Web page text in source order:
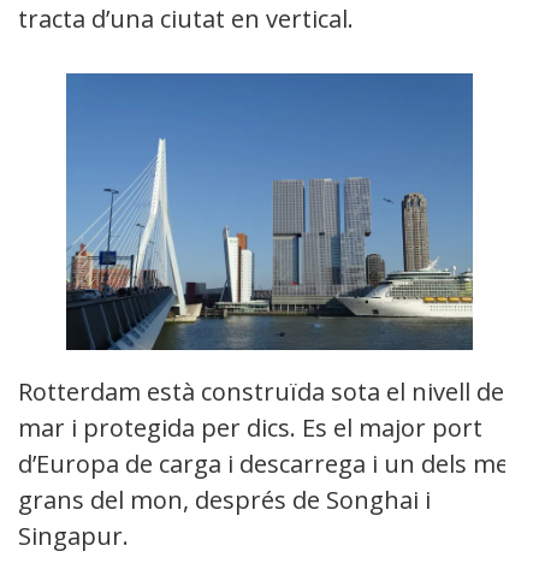
tracta d’una ciutat en vertical.
Rotterdam està construïda sota el nivell del
mar i protegida per dics. Es el major port
d’Europa de carga i descarrega i un dels mes
grans del mon, després de Songhai i
Singapur.